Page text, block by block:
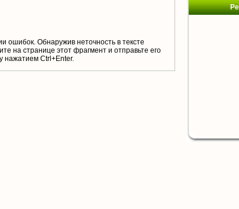
ошибок. Обнаружив неточность в тексте
на странице этот фрагмент и отправьте его
нажатием Ctrl+Enter.